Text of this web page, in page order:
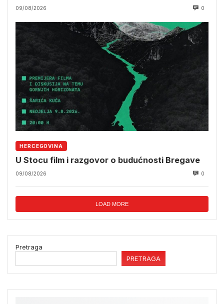
09/08/2026 0
HERCEGOVINA
U Stocu film i razgovor o budućnosti Bregave
09/08/2026 0
LOAD MORE
Pretraga
PRETRAGA